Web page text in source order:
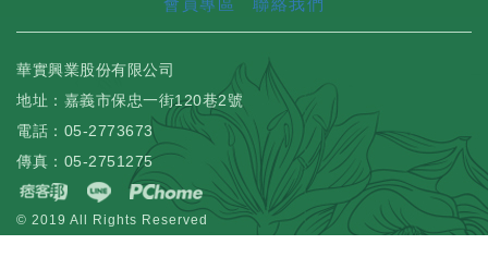
會員專區 聯絡我們
華實興業股份有限公司
地址：嘉義市保忠一街120巷2號
電話：05-2773673
傳真：05-2751275
© 2019 All Rights Reserved